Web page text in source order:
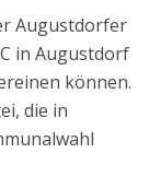
Augustdorfer
in Augustdorf
können.
die in